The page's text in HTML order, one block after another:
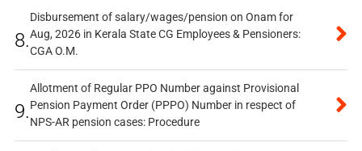
8.
Disbursement of salary/wages/pension on Onam for
Aug, 2026 in Kerala State CG Employees & Pensioners:
CGA O.M.
9.
Allotment of Regular PPO Number against Provisional
Pension Payment Order (PPPO) Number in respect of
NPS-AR pension cases: Procedure